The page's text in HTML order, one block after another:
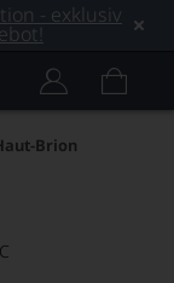
- exklusiv
Brion